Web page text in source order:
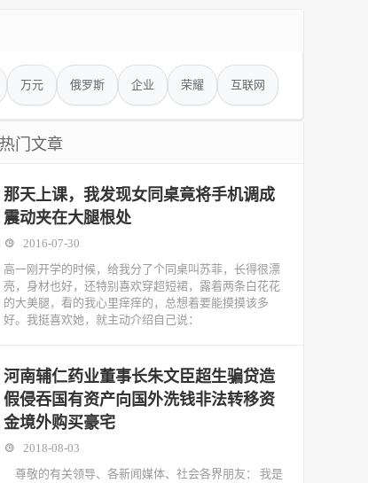
万元 俄罗斯 企业 荣耀 互联网
热门文章
那天上课，我发现女同桌竟将手机调成
震动夹在大腿根处
2016-07-30
高一刚开学的时候，给我分了个同桌叫苏菲，长得很漂
亮，身材也好，还特别喜欢穿超短裙，露着两条白花花
的大美腿，看的我心里痒痒的，总想着要能摸摸该多
好。我挺喜欢她，就主动介绍自己说：
河南辅仁药业董事长朱文臣超生骗贷造
假侵吞国有资产向国外洗钱非法转移资
金境外购买豪宅
2018-08-03
尊敬的有关领导、各新闻媒体、社会各界朋友： 我是